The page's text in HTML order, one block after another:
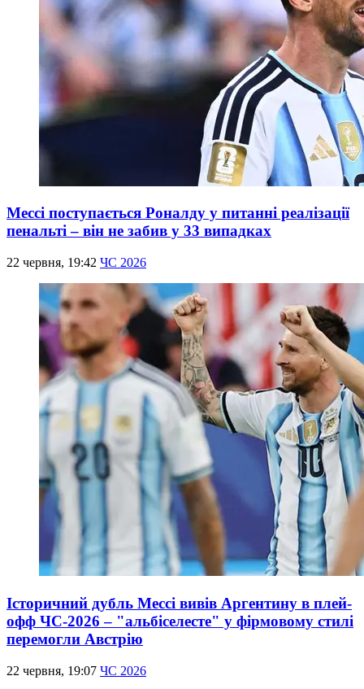
Мессі поступається Роналду у питанні реалізації
пенальті – він не забив у 33 випадках
22 червня, 19:42 ЧС 2026
Історичний дубль Мессі вивів Аргентину в плей-
офф ЧС-2026 – "альбіселесте" у фірмовому стилі
перемогли Австрію
22 червня, 19:07 ЧС 2026